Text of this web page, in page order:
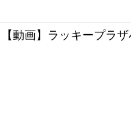
だからこそとても楽しみで仕方
算段なのだ。
【動画】ラッキープラ